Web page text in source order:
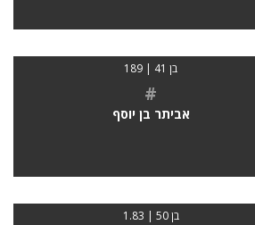
בן 41 | 189
#
אביתר בן יוסף
בן 50 | 1.83